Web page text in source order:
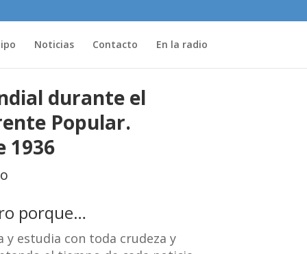
Noticias Contacto En la radio
durante el
Popular.
1936
porque…
y estudia con toda crudeza y